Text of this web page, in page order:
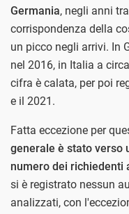
Germania, negli anni
corrispondenza della
un picco negli arrivi. In
nel 2016, in Italia a
cifra è calata, per poi
e il 2021.
Fatta eccezione per
generale è stato verso
numero dei richiedenti
si è registrato nessun
analizzati, con